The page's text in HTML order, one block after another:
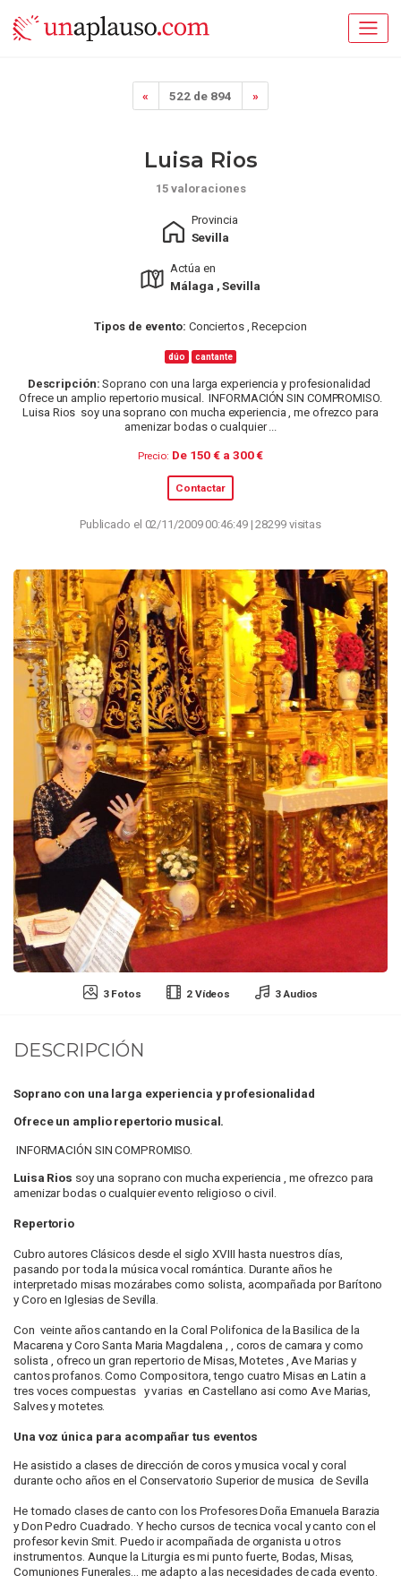
« 522 de 894 »
3 Fotos 2 Vídeos 3 Audios
Luisa Rios
15 valoraciones
Provincia
Sevilla
Actúa en
Málaga , Sevilla
Tipos de evento: Conciertos , Recepcion
dúo cantante
Descripción: Soprano con una larga experiencia y profesionalidad
Ofrece un amplio repertorio musical. INFORMACIÓN SIN COMPROMISO.
Luisa Rios soy una soprano con mucha experiencia , me ofrezco para
amenizar bodas o cualquier ...
Precio: De 150 € a 300 €
Contactar
Publicado el 02/11/2009 00:46:49 | 28299 visitas
DESCRIPCIÓN
Soprano con una larga experiencia y profesionalidad
Ofrece un amplio repertorio musical.
INFORMACIÓN SIN COMPROMISO.
Luisa Rios soy una soprano con mucha experiencia , me ofrezco para
amenizar bodas o cualquier evento religioso o civil.
Repertorio
Cubro autores Clásicos desde el siglo XVIII hasta nuestros días,
pasando por toda la música vocal romántica. Durante años he
interpretado misas mozárabes como solista, acompañada por Barítono
y Coro en Iglesias de Sevilla.
Con veinte años cantando en la Coral Polifonica de la Basilica de la
Macarena y Coro Santa Maria Magdalena , , coros de camara y como
solista , ofreco un gran repertorio de Misas, Motetes , Ave Marias y
cantos profanos. Como Compositora, tengo cuatro Misas en Latin a
tres voces compuestas y varias en Castellano asi como Ave Marias,
Salves y motetes.
Una voz única para acompañar tus eventos
He asistido a clases de dirección de coros y musica vocal y coral
durante ocho años en el Conservatorio Superior de musica de Sevilla
He tomado clases de canto con los Profesores Doña Emanuela Barazia
y Don Pedro Cuadrado. Y hecho cursos de tecnica vocal y canto con el
profesor kevin Smit. Puedo ir acompañada de organista u otros
instrumentos. Aunque la Liturgia es mi punto fuerte, Bodas, Misas,
Comuniones Funerales... me adapto a las necesidades de cada evento.